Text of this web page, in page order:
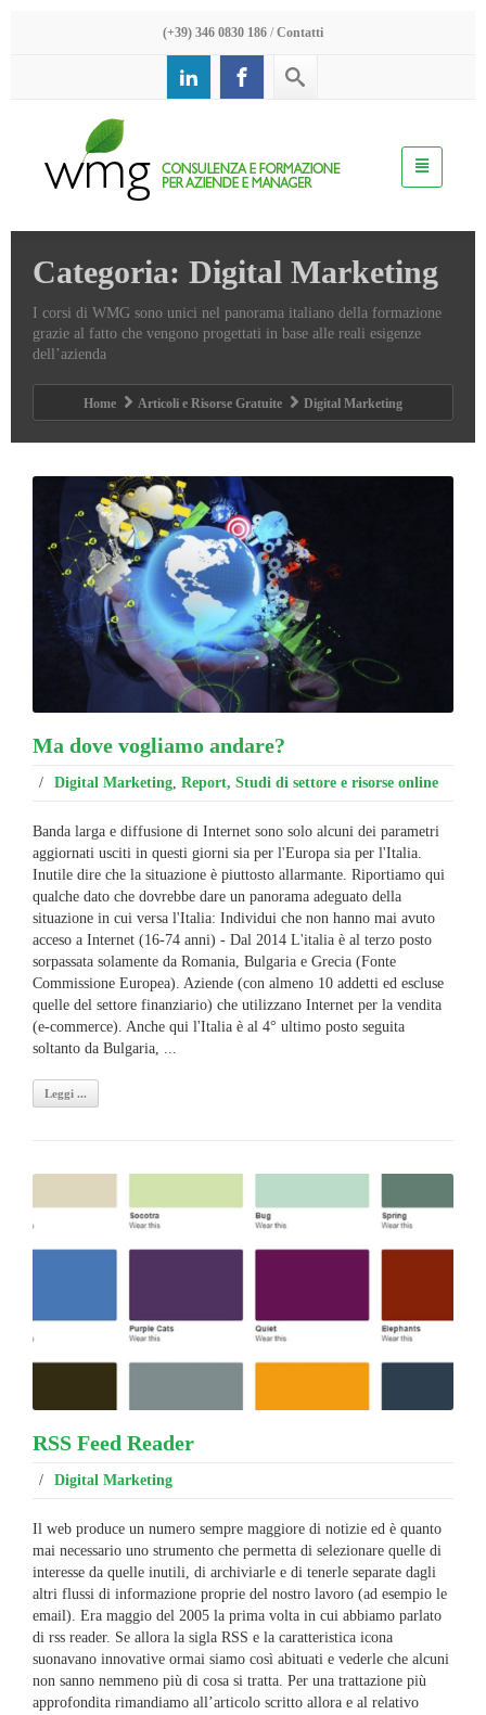
(+39) 346 0830 186 / Contatti
Categoria: Digital Marketing
I corsi di WMG sono unici nel panorama italiano della formazione
grazie al fatto che vengono progettati in base alle reali esigenze
dell’azienda
Home Articoli e Risorse Gratuite Digital Marketing
Ma dove vogliamo andare?
/ Digital Marketing, Report, Studi di settore e risorse online
Banda larga e diffusione di Internet sono solo alcuni dei parametri
aggiornati usciti in questi giorni sia per l'Europa sia per l'Italia.
Inutile dire che la situazione è piuttosto allarmante. Riportiamo qui
qualche dato che dovrebbe dare un panorama adeguato della
situazione in cui versa l'Italia: Individui che non hanno mai avuto
acceso a Internet (16-74 anni) - Dal 2014 L'italia è al terzo posto
sorpassata solamente da Romania, Bulgaria e Grecia (Fonte
Commissione Europea). Aziende (con almeno 10 addetti ed escluse
quelle del settore finanziario) che utilizzano Internet per la vendita
(e-commerce). Anche qui l'Italia è al 4° ultimo posto seguita
soltanto da Bulgaria, ...
Leggi ...
RSS Feed Reader
/ Digital Marketing
Il web produce un numero sempre maggiore di notizie ed è quanto
mai necessario uno strumento che permetta di selezionare quelle di
interesse da quelle inutili, di archiviarle e di tenerle separate dagli
altri flussi di informazione proprie del nostro lavoro (ad esempio le
email). Era maggio del 2005 la prima volta in cui abbiamo parlato
di rss reader. Se allora la sigla RSS e la caratteristica icona
suonavano innovative ormai siamo così abituati e vederle che alcuni
non sanno nemmeno più di cosa si tratta. Per una trattazione più
approfondita rimandiamo all’articolo scritto allora e al relativo